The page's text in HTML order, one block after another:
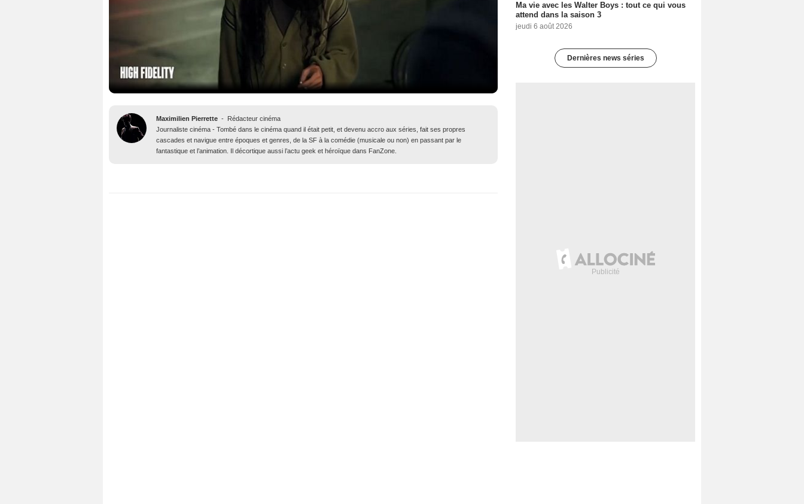
Maximilien Pierrette - Rédacteur cinéma
Journaliste cinéma - Tombé dans le cinéma quand il était petit, et devenu accro aux séries, fait ses propres
cascades et navigue entre époques et genres, de la SF à la comédie (musicale ou non) en passant par le
fantastique et l’animation. Il décortique aussi l’actu geek et héroïque dans FanZone.
Ma vie avec les Walter Boys : tout ce qui vous
attend dans la saison 3
jeudi 6 août 2026
Dernières news séries